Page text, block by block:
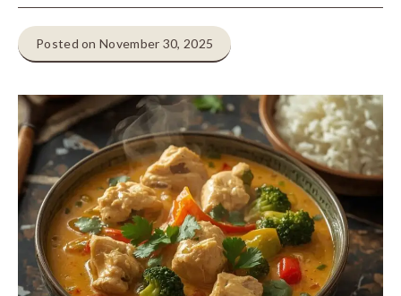
Posted on November 30, 2025